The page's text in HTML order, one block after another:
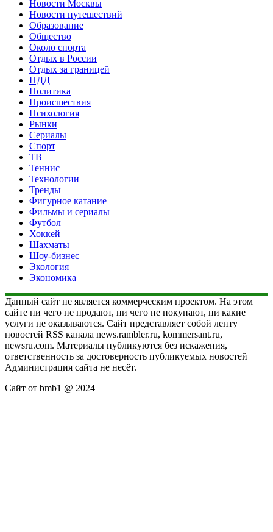
Новости Москвы
Новости путешествий
Образование
Общество
Около спорта
Отдых в России
Отдых за границей
ПДД
Политика
Происшествия
Психология
Рынки
Сериалы
Спорт
ТВ
Теннис
Технологии
Тренды
Фигурное катание
Фильмы и сериалы
Футбол
Хоккей
Шахматы
Шоу-бизнес
Экология
Экономика
Данный сайт не является коммерческим проектом. На этом
сайте ни чего не продают, ни чего не покупают, ни какие
услуги не оказываются. Сайт представляет собой ленту
новостей RSS канала news.rambler.ru, kommersant.ru,
newsru.com. Материалы публикуются без искажения,
ответственность за достоверность публикуемых новостей
Администрация сайта не несёт.
Сайт от bmb1 @ 2024